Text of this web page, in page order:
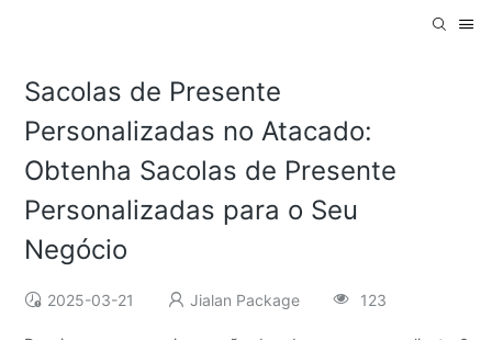
Sacolas de Presente
Personalizadas no Atacado:
Obtenha Sacolas de Presente
Personalizadas para o Seu
Negócio
2025-03-21 Jialan Package 123